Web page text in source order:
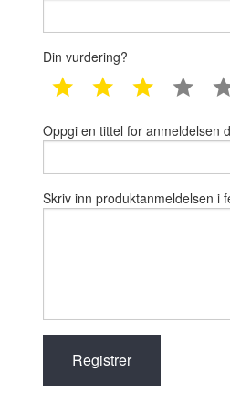
Din vurdering?
1 star 2 star 3 star 4
Oppgi en tittel for anmeldelsen
Skriv inn produktanmeldelsen i